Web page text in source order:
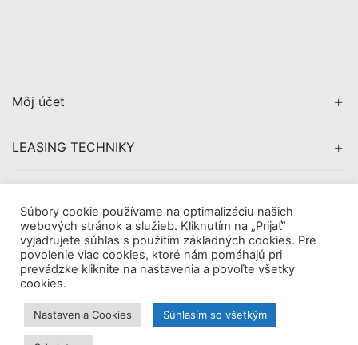
Môj účet
LEASING TECHNIKY
Copyright © 2019AVDigital, s.r.o. . All Rights Reserved.
Tieto internetové stránky používajú súbory cookie. Viac
informáciítu.
Súbory cookie používame na optimalizáciu našich
webových stránok a služieb. Kliknutím na „Prijať“
vyjadrujete súhlas s použitím základných cookies. Pre
povolenie viac cookies, ktoré nám pomáhajú pri
prevádzke kliknite na nastavenia a povoľte všetky
cookies.
Nastavenia Cookies Súhlasím so všetkým